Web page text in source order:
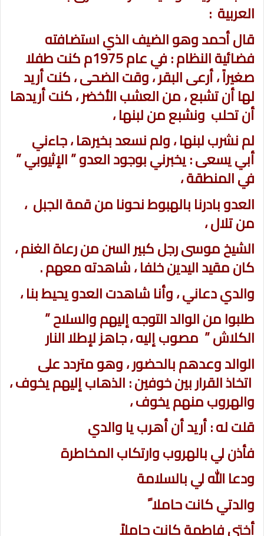
العربية :
قال أحمد وهو الضيف الذي استضافته
فضائية النظام : في عام 1975م كنت طفلا
صغيراً ، أرعى البقر ، وقت الضحى ، كنت أريد
لها أن تشبع ، من العشب الأخضر ، كنت أريدها
أن تحلب ونشبع من لبنها ،
لم نشرب لبنها ، ولم نسعد بخيرها ، جاءني
أبي يسعى : يخبرني بوجود العدو ” الإثيوبي ”
في المنطقة ،
العدو بادرنا بالهبوط نحونا من قمة الجبل ،
من تلال ،
الشيخ موسى رجل كبير السن من رعاة الغنم ،
كان مقيد اليدين خلفا ، شاهدته معهم .
والدي دعاني ، وأنا شاهدت العدو يحيط بنا ،
طلبوا من الوالد التوجه إليهم والسلاح ”
الكلاش ” مصوب إليه ، جاهز لإطلا النار
الوالد وعدهم بالحضور ، وهو متردد على
اتخاذ القرار بين خوفين : الذهاب إليهم يخوف ،
والهروب منهم يخوف ،
قلت له : أريد أن أهرب يا والدي
فأذن لي بالهروب وارتكاب المخاطرة
ودعا الله لي بالسلامة
والدتي كانت حاملا ً
أختي فاطمة كانت حاملاً